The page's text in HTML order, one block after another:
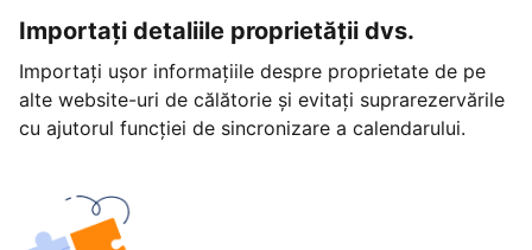
Importați detaliile proprietății dvs.
Importați ușor informațiile despre proprietate de pe
alte website-uri de călătorie și evitați suprarezervările
cu ajutorul funcției de sincronizare a calendarului.